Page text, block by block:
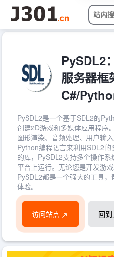
PySDL2
服务器框
C#/
PySDL2是一个基于SDL2的
创建2D游戏和多媒体应用程序
图形渲染、音频处理、用户输
Python编程语言来利用SDL2
的库，PySDL2支持多个操作
平台上运行。无论您是开发游
PySDL2都是一个强大的工具
体验。
访问站点 回